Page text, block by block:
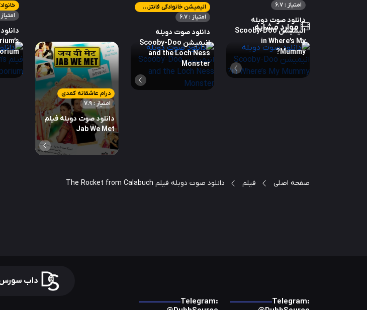
موارد مشابه
امتیاز : 6.7
دانلود صوت دوبله
انیمیشن Scooby-Doo
in Where’s My
Mummy?
انیمیشن خانوادگی فانتزی کمدی ماجراجویی معمایی
امتیاز : 6.7
دانلود صوت دوبله
انیمیشن Scooby-Doo
and the Loch Ness
Monster
درام عاشقانه کمدی
امتیاز : 7.9
دانلود صوت دوبله فیلم
Jab We Met
امتیاز :
صفحه اصلی فیلم دانلود صوت دوبله فیلم The Rocket from Calabuch
داب
Telegram:
Telegram: